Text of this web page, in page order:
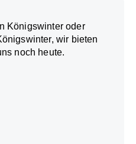
Königswinter oder
wir bieten
noch heute.